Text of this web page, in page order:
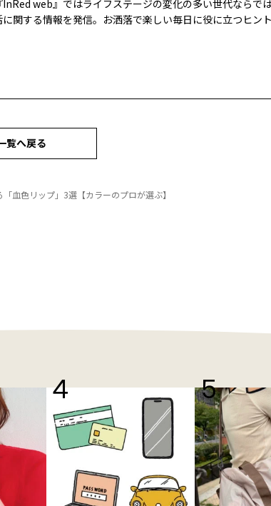
web』ではライフステージの変化の多い世代ならで
関する情報を発信。お洒落で楽しい毎日に役に立つヒント
覧へ戻る
血色リップ」3選【カラーのプロが選ぶ】